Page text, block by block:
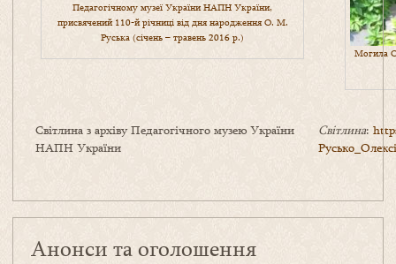
Педагогічному музеї України НАПН України,
присвячений 110-й річниці від дня народження О. М.
Руська (січень – травень 2016 р.)
Могила
Світлина з архіву Педагогічного музею України
НАПН України
Світлина:
Анонси та оголошення